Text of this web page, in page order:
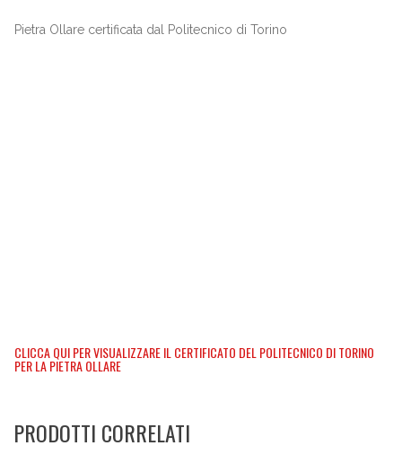
Pietra Ollare certificata dal Politecnico di Torino
CLICCA QUI PER VISUALIZZARE IL CERTIFICATO DEL POLITECNICO DI TORINO
PER LA PIETRA OLLARE
PRODOTTI CORRELATI